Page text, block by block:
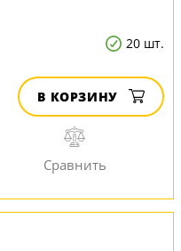
20 шт.
В КОРЗИНУ